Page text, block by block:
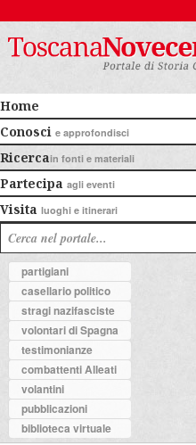
Home
Conosci e approfondisci
Ricercain fonti e materiali
Partecipa agli eventi
Visita luoghi e itinerari
partigiani
casellario politico
stragi nazifasciste
volontari di Spagna
testimonianze
combattenti Alleati
volantini
pubblicazioni
biblioteca virtuale